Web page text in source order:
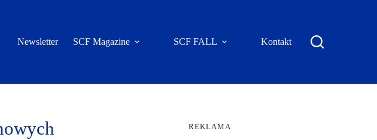
Newsletter SCF Magazine SCF FALL Kontakt
REKLAMA